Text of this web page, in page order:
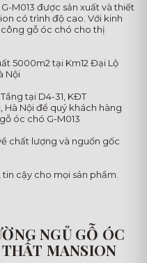
M013 được sản xuất và thiết
có trình độ cao. Với kinh
công gỗ óc chó cho thị
5000m2 tại Km12 Đại Lộ
Nội
tại D4-31, KĐT
Hà Nội để quý khách hàng
óc chó G-M013
chất lượng và nguốn gốc
cậy cho mọi sản phẩm.
NGỦ GỖ ÓC
MANSION